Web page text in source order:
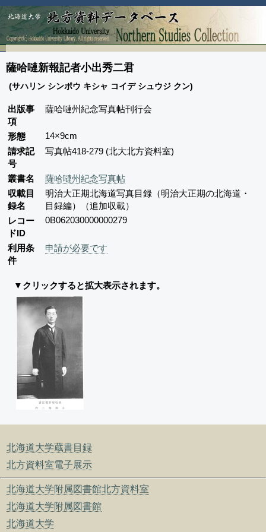
北海道大学蔵書目録
北方資料室電子展示
北海道大学附属図書館北方資料室
北海道大学附属図書館
北海道大学
薩哈嗹新報記者小出秀二君
(サハリン シンポウ キシャ コイデ シュウジ クン)
出版事
項
薩哈嗹州紀念写真帖刊行会
形態
14×9cm
請求記
号
写真帖418-279 (北大北方資料室)
叢書名
薩哈嗹州紀念写真帖
収載目
録名
明治大正期北海道写真目録（明治大正期の北海道・
目録編）（追加収載）
レコー
ドID
0B062030000000279
利用条
件
申請が必要です
▼クリックすると拡大表示されます。